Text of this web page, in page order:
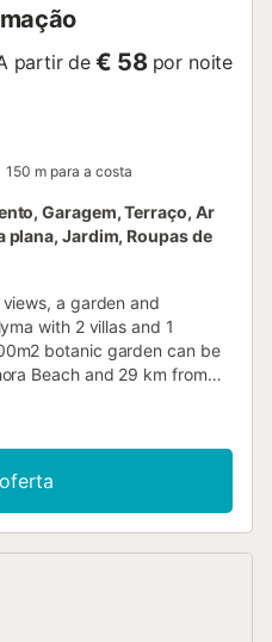
partir de € 58 por noite
150 m para a costa
Garagem, Terraço, Ar
plana, Jardim, Roupas de
a garden and
with 2 villas and 1
botanic garden can be
Beach and 29 km from